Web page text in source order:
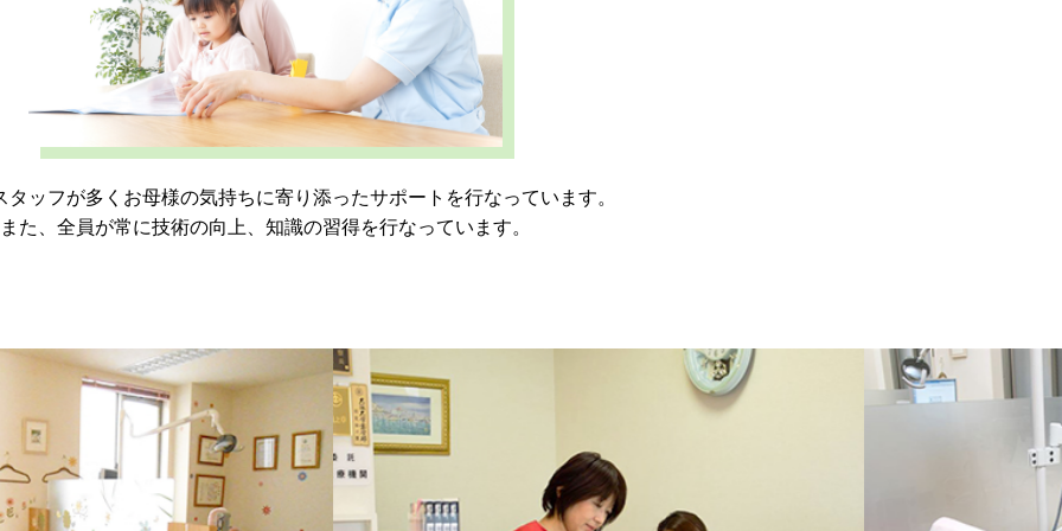
タッフが多くお母様の気持ちに寄り添ったサポートを行なっています。
また、全員が常に技術の向上、知識の習得を行なっています。